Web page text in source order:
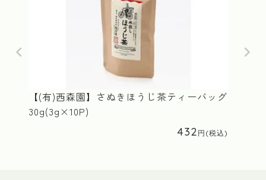
【(有)西森園】さぬきほうじ茶ティーバッグ
30g(3g×10P)
432